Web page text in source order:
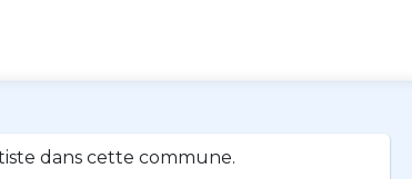
dans cette commune.